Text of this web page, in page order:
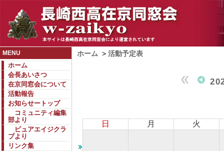
MENU
ホーム
会長あいさつ
在京同窓会について
活動報告
お知らせートップ
コミュニティ編集
部より
ピュアエイジクラ
ブより
リンク集
ホーム > 活動予定表
日 月 火